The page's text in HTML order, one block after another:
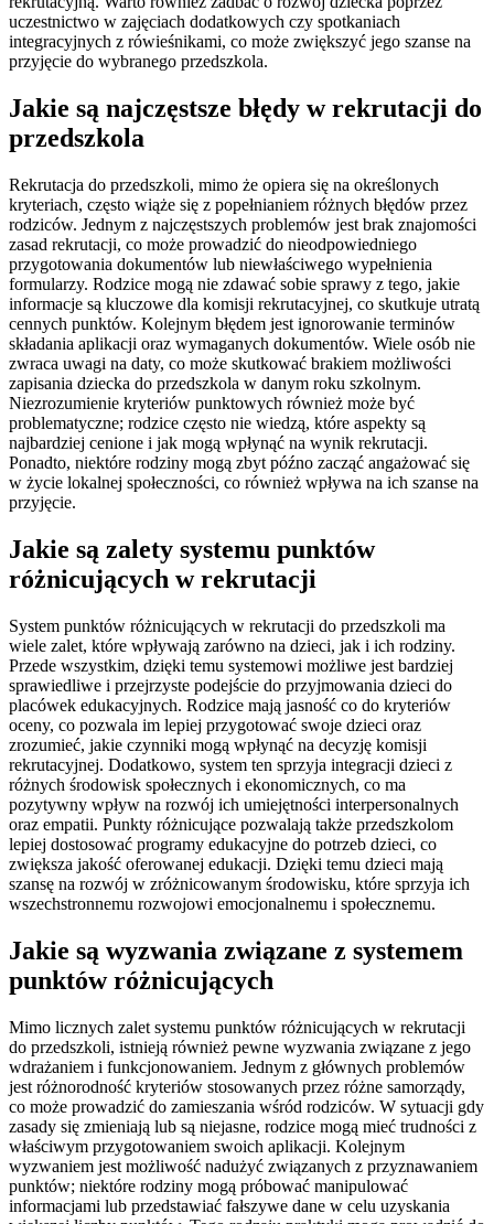
uczestnictwo w zajęciach dodatkowych czy spotkaniach
integracyjnych z rówieśnikami, co może zwiększyć jego szanse na
przyjęcie do wybranego przedszkola.
Jakie są najczęstsze błędy w rekrutacji do
przedszkola
Rekrutacja do przedszkoli, mimo że opiera się na określonych
kryteriach, często wiąże się z popełnianiem różnych błędów przez
rodziców. Jednym z najczęstszych problemów jest brak znajomości
zasad rekrutacji, co może prowadzić do nieodpowiedniego
przygotowania dokumentów lub niewłaściwego wypełnienia
formularzy. Rodzice mogą nie zdawać sobie sprawy z tego, jakie
informacje są kluczowe dla komisji rekrutacyjnej, co skutkuje utratą
cennych punktów. Kolejnym błędem jest ignorowanie terminów
składania aplikacji oraz wymaganych dokumentów. Wiele osób nie
zwraca uwagi na daty, co może skutkować brakiem możliwości
zapisania dziecka do przedszkola w danym roku szkolnym.
Niezrozumienie kryteriów punktowych również może być
problematyczne; rodzice często nie wiedzą, które aspekty są
najbardziej cenione i jak mogą wpłynąć na wynik rekrutacji.
Ponadto, niektóre rodziny mogą zbyt późno zacząć angażować się
w życie lokalnej społeczności, co również wpływa na ich szanse na
przyjęcie.
Jakie są zalety systemu punktów
różnicujących w rekrutacji
System punktów różnicujących w rekrutacji do przedszkoli ma
wiele zalet, które wpływają zarówno na dzieci, jak i ich rodziny.
Przede wszystkim, dzięki temu systemowi możliwe jest bardziej
sprawiedliwe i przejrzyste podejście do przyjmowania dzieci do
placówek edukacyjnych. Rodzice mają jasność co do kryteriów
oceny, co pozwala im lepiej przygotować swoje dzieci oraz
zrozumieć, jakie czynniki mogą wpłynąć na decyzję komisji
rekrutacyjnej. Dodatkowo, system ten sprzyja integracji dzieci z
różnych środowisk społecznych i ekonomicznych, co ma
pozytywny wpływ na rozwój ich umiejętności interpersonalnych
oraz empatii. Punkty różnicujące pozwalają także przedszkolom
lepiej dostosować programy edukacyjne do potrzeb dzieci, co
zwiększa jakość oferowanej edukacji. Dzięki temu dzieci mają
szansę na rozwój w zróżnicowanym środowisku, które sprzyja ich
wszechstronnemu rozwojowi emocjonalnemu i społecznemu.
Jakie są wyzwania związane z systemem
punktów różnicujących
Mimo licznych zalet systemu punktów różnicujących w rekrutacji
do przedszkoli, istnieją również pewne wyzwania związane z jego
wdrażaniem i funkcjonowaniem. Jednym z głównych problemów
jest różnorodność kryteriów stosowanych przez różne samorządy,
co może prowadzić do zamieszania wśród rodziców. W sytuacji gdy
zasady się zmieniają lub są niejasne, rodzice mogą mieć trudności z
właściwym przygotowaniem swoich aplikacji. Kolejnym
wyzwaniem jest możliwość nadużyć związanych z przyznawaniem
punktów; niektóre rodziny mogą próbować manipulować
informacjami lub przedstawiać fałszywe dane w celu uzyskania